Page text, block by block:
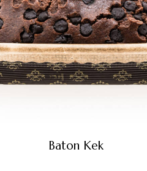
Baton Kek